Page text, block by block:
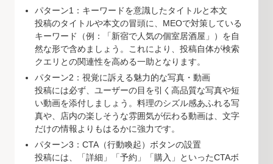
パターン1：キーワードを意識したタイトルと本文
投稿のタイトルや本文の冒頭に、MEOで対策している
キーワード（例：「新宿で人気の個室居酒屋」）を自
然な形で含めましょう。これにより、投稿自体が検索
クエリとの関連性を高める一助となります。
パターン2：視覚に訴える魅力的な写真・動画
投稿には必ず、ユーザーの目を引く高品質な写真や短
い動画を添付しましょう。料理のシズル感あふれる写
真や、店内の楽しそうな雰囲気が伝わる動画は、文字
だけの情報よりもはるかに強力です。
パターン3：CTA（行動喚起）ボタンの設置
投稿には、「詳細」「予約」「購入」といったCTAボ